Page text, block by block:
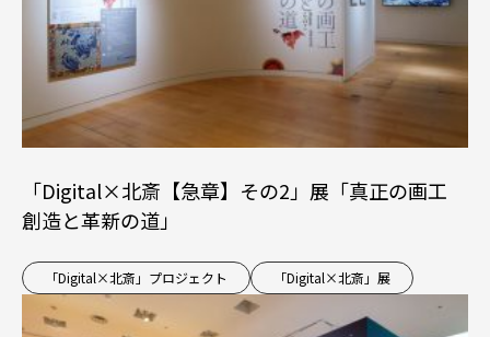
「Digital×北斎【急章】その2」展「真正の画工
創造と革新の道」
「Digital×北斎」プロジェクト 「Digital×北斎」展